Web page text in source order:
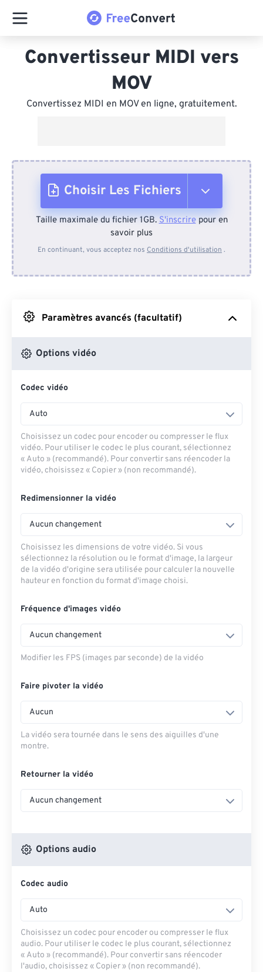
Convertisseur MIDI vers
MOV
Convertissez MIDI en MOV en ligne, gratuitement.
Choisir Les Fichiers
Depuis l'appareil
Depuis Google Drive
Depuis OneDrive
Taille maximale du fichier 1GB.S'inscrirepour en
savoir plus
En continuant, vous acceptez nos Conditions d'utilisation .
Paramètres avancés (facultatif)
Options vidéo
Codec vidéo
Auto
Choisissez un codec pour encoder ou compresser le flux
vidéo. Pour utiliser le codec le plus courant, sélectionnez
« Auto » (recommandé). Pour convertir sans réencoder la
vidéo, choisissez « Copier » (non recommandé).
Redimensionner la vidéo
Aucun changement
Choisissez les dimensions de votre vidéo. Si vous
sélectionnez la résolution ou le format d'image, la largeur
de la vidéo d'origine sera utilisée pour calculer la nouvelle
hauteur en fonction du format d'image choisi.
Fréquence d'images vidéo
Aucun changement
Modifier les FPS (images par seconde) de la vidéo
Faire pivoter la vidéo
Aucun
La vidéo sera tournée dans le sens des aiguilles d'une
montre.
Retourner la vidéo
Aucun changement
Options audio
Codec audio
Auto
Choisissez un codec pour encoder ou compresser le flux
audio. Pour utiliser le codec le plus courant, sélectionnez
« Auto » (recommandé). Pour convertir sans réencoder
l'audio, choisissez « Copier » (non recommandé).